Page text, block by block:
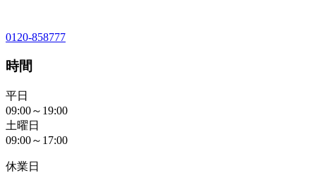
0120-858777
時間
平日
09:00～19:00
土曜日
09:00～17:00
休業日